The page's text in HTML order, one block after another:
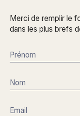
Merci de remplir le
dans les plus brefs
Prénom
Nom
Email